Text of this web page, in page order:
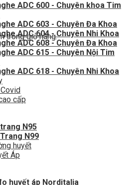
trong giỏ hàng.
ADC 600 - Chuyên khoa Tim
ADC 603 - Chuyên Đa Khoa
ADC 604 - Chuyên Nhi Khoa
ADC 608 - Chuyên Đa Khoa
ADC 615 - Chuyên Nội Tim
ADC 618 - Chuyên Nhi Khoa
cấp
N95
N99
huyết
Áp
huyết áp Norditalia